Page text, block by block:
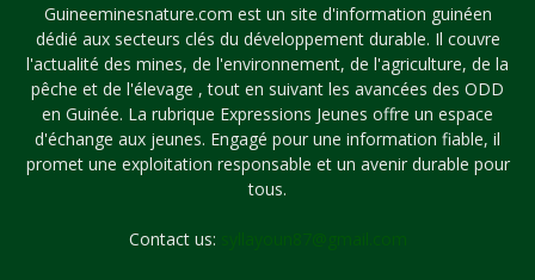
Guineeminesnature.com est un site d'information guinéen
dédié aux secteurs clés du développement durable. Il couvre
l'actualité des mines, de l'environnement, de l'agriculture, de la
pêche et de l'élevage , tout en suivant les avancées des ODD
en Guinée. La rubrique Expressions Jeunes offre un espace
d'échange aux jeunes. Engagé pour une information fiable, il
promet une exploitation responsable et un avenir durable pour
tous.
Contact us: